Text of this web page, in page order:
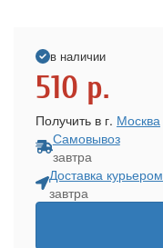
в наличии
510 р.
Получить в г. Москва
Самовывоз
завтра
Доставка курьером
завтра